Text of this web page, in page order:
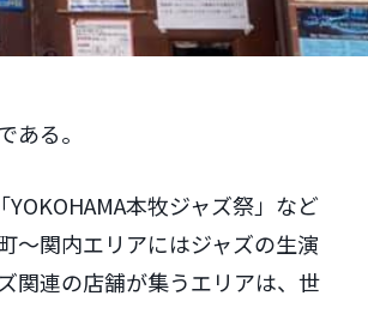
る。
本牧ジャズ祭」など
～関内エリアにはジャズの生演
関連の店舗が集うエリアは、世